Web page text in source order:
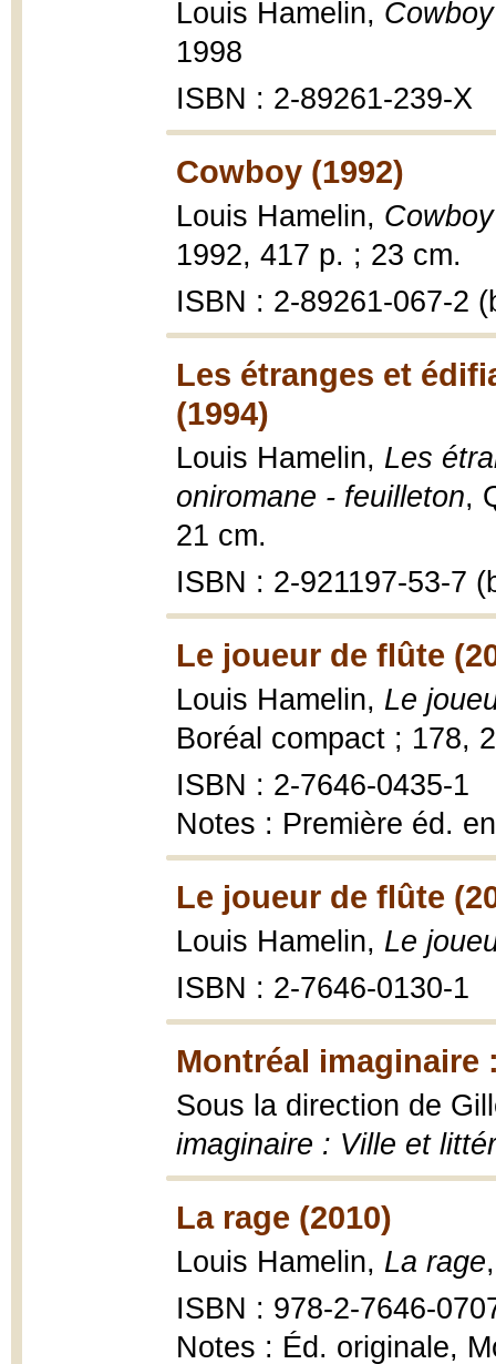
Louis Hamelin,
1998
ISBN : 2-89261-239-X
Cowboy (1992)
Louis Hamelin,
1992, 417 p. ; 23 cm.
ISBN : 2-89261-067-2
Les étranges et
(1994)
Louis Hamelin, Les
oniromane - feuilleton,
21 cm.
ISBN : 2-921197-53-7
Le joueur de flûte
Louis Hamelin, Le
Boréal compact ; 178,
ISBN : 2-7646-0435-1
Notes : Première éd.
Le joueur de flûte
Louis Hamelin, Le
ISBN : 2-7646-0130-1
Montréal imaginaire
Sous la direction de
imaginaire : Ville et
La rage (2010)
Louis Hamelin, La rage
ISBN : 978-2-7646-
Notes : Éd. originale,